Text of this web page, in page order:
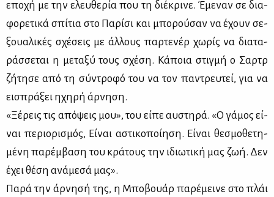
επο­χή με την ελευ­θε­ρία που τη διέ­κρι­νε. Έμε­ναν σε δια­
φο­ρε­τι­κά σπί­τια στο Πα­ρί­σι και μπο­ρού­σαν να έχουν σε­
ξουα­λι­κές σχέ­σεις με άλ­λους παρ­τε­νέρ χω­ρίς να δια­τα­
ράσ­σε­ται η με­τα­ξύ τους σχέ­ση. Κά­ποια στιγ­μή ο Σαρτρ
ζή­τη­σε από τη σύ­ντρο­φό του να τον πα­ντρευ­τεί, για να
ει­σπρά­ξει ηχη­ρή άρ­νη­ση.
«Ξέ­ρεις τις από­ψεις μου», του εί­πε αυ­στη­ρά. «Ο γά­μος εί­
ναι πε­ριο­ρι­σμός, Εί­ναι αστι­κο­ποί­η­ση. Εί­ναι θε­σμο­θε­τη­
μέ­νη πα­ρέμ­βα­ση του κρά­τους την ιδιω­τι­κή μας ζωή. Δεν
έχει θέ­ση ανά­με­σά μας».
Πα­ρά την άρ­νη­σή της, η Μπο­βουάρ πα­ρέ­μει­νε στο πλάι